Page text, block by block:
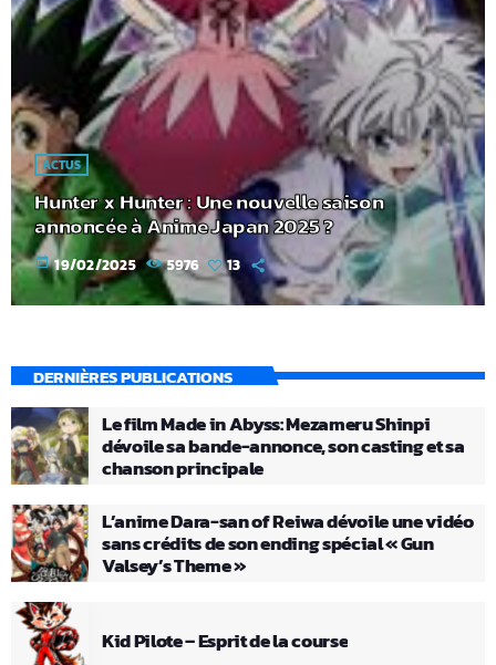
ACTUS
Hunter x Hunter : Une nouvelle saison
annoncée à Anime Japan 2025 ?
today 19/02/2025 5976 13
DERNIÈRES PUBLICATIONS
Le film Made in Abyss: Mezameru Shinpi
dévoile sa bande-annonce, son casting et sa
chanson principale
L’anime Dara-san of Reiwa dévoile une vidéo
sans crédits de son ending spécial « Gun
Valsey’s Theme »
Kid Pilote – Esprit de la course